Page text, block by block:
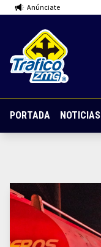
Anúnciate
PORTADA NOTICIAS